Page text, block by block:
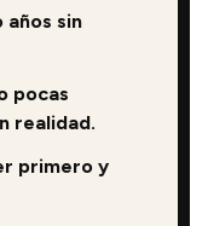
años sin
pocas
realidad.
primero y